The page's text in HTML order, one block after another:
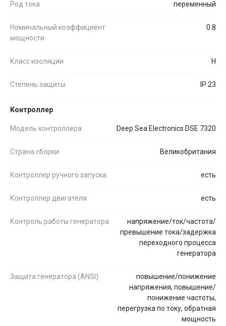
Род тока переменный
Номинальный коэффициент
мощности
0.8
Класс изоляции H
Степень защиты IP 23
Контроллер
Модель контроллера Deep Sea Electronics DSE 7320
Страна сборки Великобритания
Контроллер ручного запуска есть
Контроллер двигателя есть
Контроль работы генератора
напряжение/ток/частота/
превышение тока/задержка
переходного процесса
генератора
Защита генератора (ANSI)
повышение/понижение
напряжения, повышение/
понижение частоты,
перегрузка по току, обратная
мощность